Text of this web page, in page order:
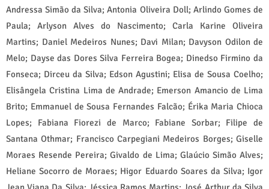
Andressa Simão da Silva; Antonia Oliveira Doll; Arlindo Gomes de
Paula; Arlyson Alves do Nascimento; Carla Karine Oliveira
Martins; Daniel Medeiros Nunes; Davi Milan; Davyson Odilon de
Melo; Dayse das Dores Silva Ferreira Bogea; Dinedso Firmino da
Fonseca; Dirceu da Silva; Edson Agustini; Elisa de Sousa Coelho;
Elisângela Cristina Lima de Andrade; Emerson Amancio de Lima
Brito; Emmanuel de Sousa Fernandes Falcão; Érika Maria Chioca
Lopes; Fabiana Fiorezi de Marco; Fabiane Sorbar; Filipe de
Santana Othmar; Francisco Carpegiani Medeiros Borges; Giselle
Moraes Resende Pereira; Givaldo de Lima; Glaúcio Simão Alves;
Heliane Socorro de Moraes; Higor Eduardo Soares da Silva; Igor